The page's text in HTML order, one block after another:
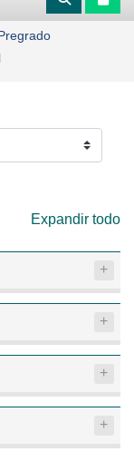
Pregrado
Expandir todo